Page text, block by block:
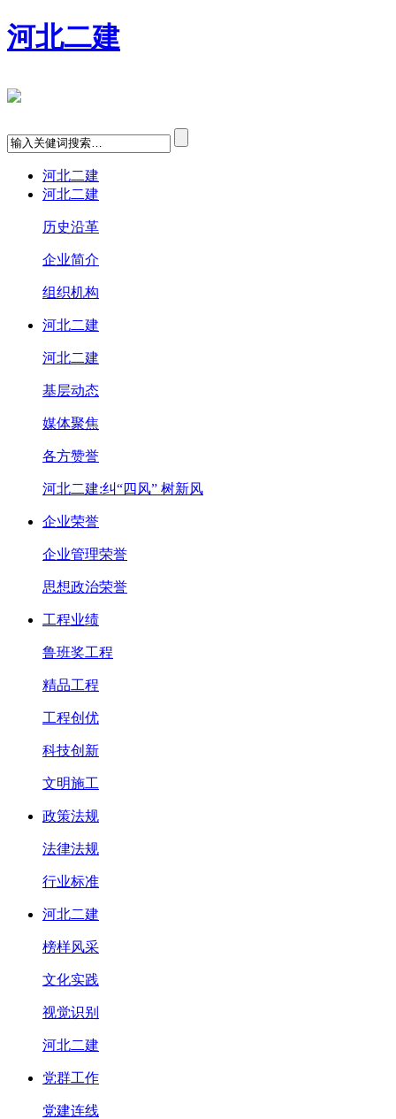
河北二建
河北二建
河北二建
历史沿革
企业简介
组织机构
河北二建
河北二建
基层动态
媒体聚焦
各方赞誉
河北二建:纠“四风” 树新风
企业荣誉
企业管理荣誉
思想政治荣誉
工程业绩
鲁班奖工程
精品工程
工程创优
科技创新
文明施工
政策法规
法律法规
行业标准
河北二建
榜样风采
文化实践
视觉识别
河北二建
党群工作
党建连线